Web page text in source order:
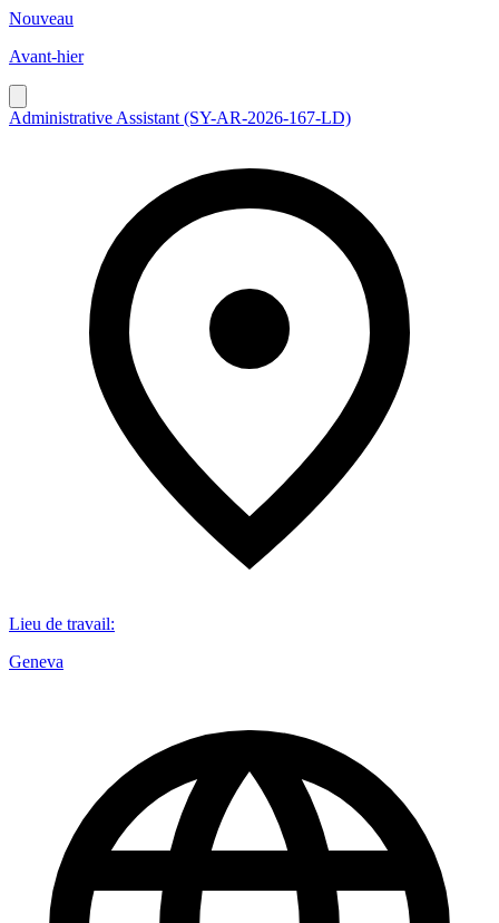
Nouveau
Avant-hier
Administrative Assistant (SY-AR-2026-167-LD)
Lieu de travail:
Geneva